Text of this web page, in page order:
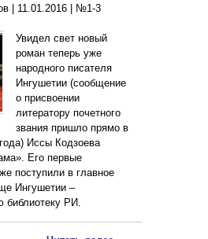
| 11.01.2016 №1-3
Увидел свет новый
роман теперь уже
народного писателя
Ингушетии (сообщение
о присвоении
литератору почетного
звания пришло прямо в
Иссы Кодзоева
Его первые
поступили в главное
Ингушетии –
библиотеку РИ.